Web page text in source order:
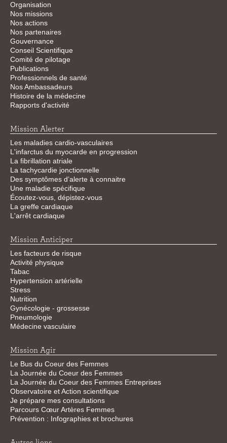
Organisation
Nos missions
Nos actions
Nos partenaires
Gouvernance
Conseil Scientifique
Comité de pilotage
Publications
Professionnels de santé
Nos Ambassadeurs
Histoire de la médecine
Rapports d'activité
Mission Alerter
Les maladies cardio-vasculaires
L'infarctus du myocarde en progression
La fibrillation atriale
La tachycardie jonctionnelle
Des symptômes d’alerte à connaitre
Une maladie spécifique
Écoutez-vous, dépistez-vous
La greffe cardiaque
L'arrêt cardiaque
Mission Anticiper
Les facteurs de risque
Activité physique
Tabac
Hypertension artérielle
Stress
Nutrition
Gynécologie - grossesse
Pneumologie
Médecine vasculaire
Mission Agir
Le Bus du Coeur des Femmes
La Journée du Coeur des Femmes
La Journée du Coeur des Femmes Entreprises
Observatoire et Action scientifique
Je prépare mes consultations
Parcours Cœur Artères Femmes
Prévention : Infographies et brochures